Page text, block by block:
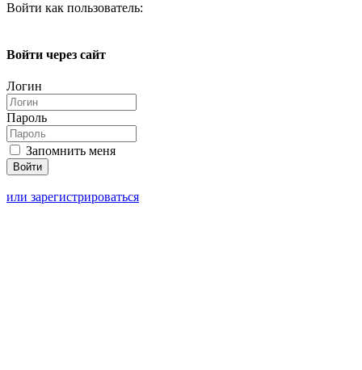
Войти как пользователь:
Войти через сайт
Логин
Пароль
Запомнить меня
или зарегистрироваться